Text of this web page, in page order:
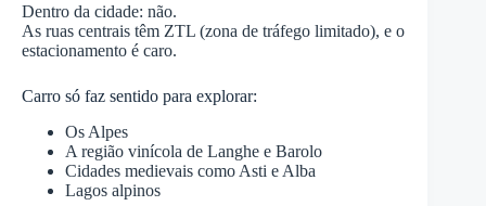
Dentro da cidade: não.
As ruas centrais têm ZTL (zona de tráfego limitado), e o
estacionamento é caro.
Carro só faz sentido para explorar:
Os Alpes
A região vinícola de Langhe e Barolo
Cidades medievais como Asti e Alba
Lagos alpinos